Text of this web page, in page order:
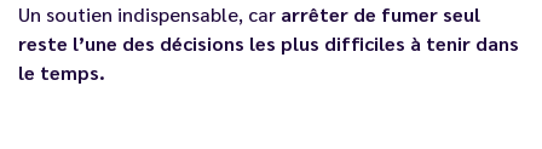
Un soutien indispensable, car arrêter de fumer seul
reste l’une des décisions les plus difficiles à tenir dans
le temps.